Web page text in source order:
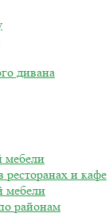
дивана
мебели
и кафе
мебели
районам